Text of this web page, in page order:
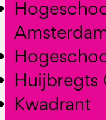
Huijbregts
Kwadrant